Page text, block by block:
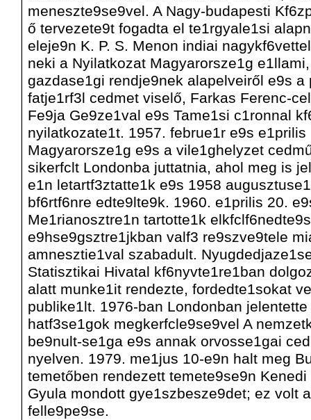
meneszte9se9vel. A Nagy-budapesti
ő tervezete9t fogadta el te1rgyale1si
eleje9n K. P. S. Menon indiai
neki a Nyilatkozat Magyarorsze1g
gazdase1gi rendje9nek alapelveiről e9s
fatje1rf3l cedmet viselő, Farkas Ferenc-
Fe9ja Ge9ze1val e9s Tame1si c1ronnal
nyilatkozate1t. 1957. februe1r e9s
Magyarorsze1g e9s a vile1ghelyzet
sikerfclt Londonba juttatnia, ahol meg is
e1n letartf3ztatte1k e9s 1958
bf6rtf6nre edte9lte9k. 1960. e1prilis 20.
Me1rianosztre1n tartotte1k
e9hse9gsztre1jkban valf3 re9szve9tele
amnesztie1val szabadult.
Statisztikai Hivatal kf6nyvte1re1ban
alatt munke1it rendezte, fordedte1sokat
publike1lt. 1976-ban Londonban
hatf3se1gok megkerfcle9se9vel A
be9nult-se1ga e9s annak orvosse1gai
nyelven. 1979. me1jus 10-e9n halt meg
temetőben rendezett temete9se9n
Gyula mondott gye1szbesze9det; ez volt
felle9pe9se.